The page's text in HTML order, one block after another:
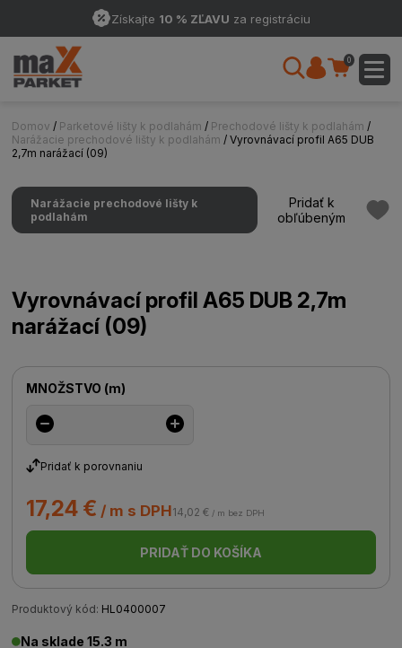
Získajte 10 % ZĽAVU za registráciu
0
Domov / Parketové lišty k podlahám / Prechodové lišty k podlahám /
Narážacie prechodové lišty k podlahám / Vyrovnávací profil A65 DUB
2,7m narážací (09)
Narážacie prechodové lišty k
podlahám
Pridať k
obľúbeným
Vyrovnávací profil A65 DUB 2,7m
narážací (09)
MNOŽSTVO (m)
Pridať k porovnaniu
17,24 € / m s DPH14,02 € / m bez DPH
PRIDAŤ DO KOŠÍKA
Produktový kód: HL0400007
Na sklade 15.3 m